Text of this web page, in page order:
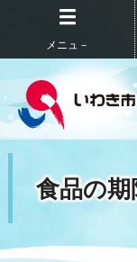
メニュ－
食品の